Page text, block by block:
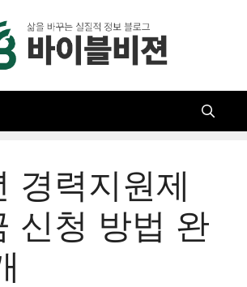
경력지원제
신청 방법 완